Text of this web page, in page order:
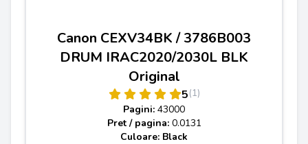
Canon CEXV34BK / 3786B003
DRUM IRAC2020/2030L BLK
Original
5(1)
Pagini: 43000
Pret / pagina: 0.0131
Culoare: Black